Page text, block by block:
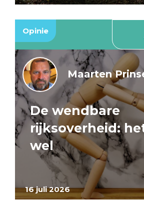
Opinie
16 juli 2026
Maarten
De wendbare
rijksoverheid:
wel